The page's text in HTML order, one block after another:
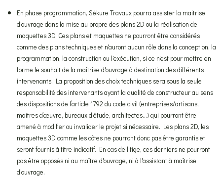
En phase programmation, Sékure Travaux pourra assister la maitrise
d'ouvrage dans la mise au propre des plans 2D ou la réalisation de
maquettes 3D. Ces plans et maquettes ne pourront être considérés
comme des plans techniques et n'auront aucun rôle dans la conception, la
programmation, la construction ou l'exécution, si ce n'est pour mettre en
forme le souhait de la maîtrise d'ouvrage à destination des différents
intervenants. La proposition des choix techniques sera sous la seule
responsabilité des intervenants ayant la qualité de constructeur au sens
des dispositions de l’article 1792 du code civil (entreprises/artisans,
maitres d’œuvre, bureaux d'étude, architectes...) qui pourront être
amené à modifier ou invalider le projet si nécessaire. Les plans 2D, les
maquettes 3D comme les côtes ne pourront donc pas être garantis et
seront fournis à titre indicatif. En cas de litige, ces derniers ne pourront
pas être opposés ni au maître d'ouvrage, ni à l'assistant à maîtrise
d'ouvrage.